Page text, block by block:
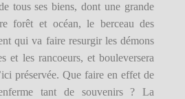
tous ses biens, dont une grande
forêt et océan, le berceau des
qui va faire resurgir les démons
et les rancoeurs, et bouleversera
préservée. Que faire en effet de
tant de souvenirs ? La